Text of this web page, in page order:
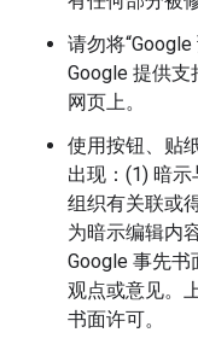
请勿将“Google
Google 提供支
网页上。
使用按钮、贴
出现：(1) 暗
组织有关联或
为暗示编辑内
Google 事先书
观点或意见。
书面许可。